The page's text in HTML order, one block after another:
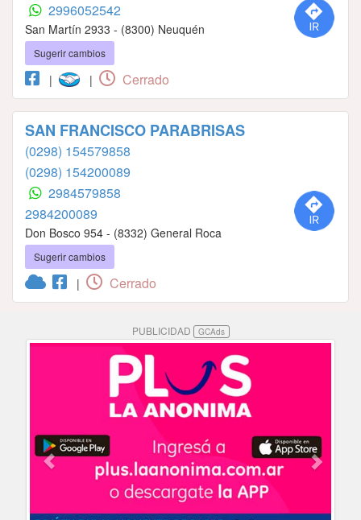
2996052542
San Martín 2933 - (8300) Neuquén
Sugerir cambios
| | Cerrado
SAN FRANCISCO PARABRISAS
(0298) 154579858
(0298) 154200089
2984579858
2984200089
Don Bosco 954 - (8332) General Roca
Sugerir cambios
| Cerrado
PUBLICIDAD GCAds